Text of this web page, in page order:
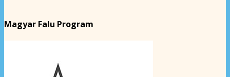
Magyar Falu Program